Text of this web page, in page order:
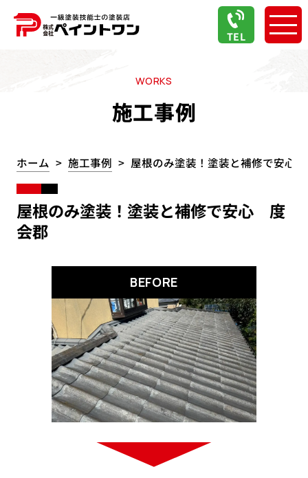
TEL
WORKS
施工事例
ホーム 施工事例 屋根のみ塗装！塗装と補修で安心
屋根のみ塗装！塗装と補修で安心 度
会郡
BEFORE